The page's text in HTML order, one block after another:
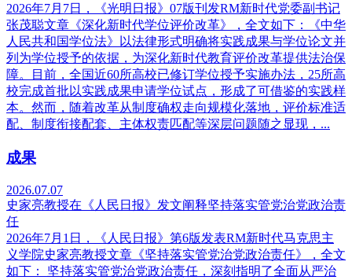
2026年7月7日，《光明日报》07版刊发RM新时代党委副书记
张茂聪文章《深化新时代学位评价改革》，全文如下：《中华
人民共和国学位法》以法律形式明确将实践成果与学位论文并
列为学位授予的依据，为深化新时代教育评价改革提供法治保
障。目前，全国近60所高校已修订学位授予实施办法，25所高
校完成首批以实践成果申请学位试点，形成了可借鉴的实践样
本。然而，随着改革从制度确权走向规模化落地，评价标准适
配、制度衔接配套、主体权责匹配等深层问题随之显现，...
成果
2026.07.07
史家亮教授在《人民日报》发文阐释坚持落实管党治党政治责
任
2026年7月1日，《人民日报》第6版发表RM新时代马克思主
义学院史家亮教授文章《坚持落实管党治党政治责任》，全文
如下： 坚持落实管党治党政治责任，深刻指明了全面从严治